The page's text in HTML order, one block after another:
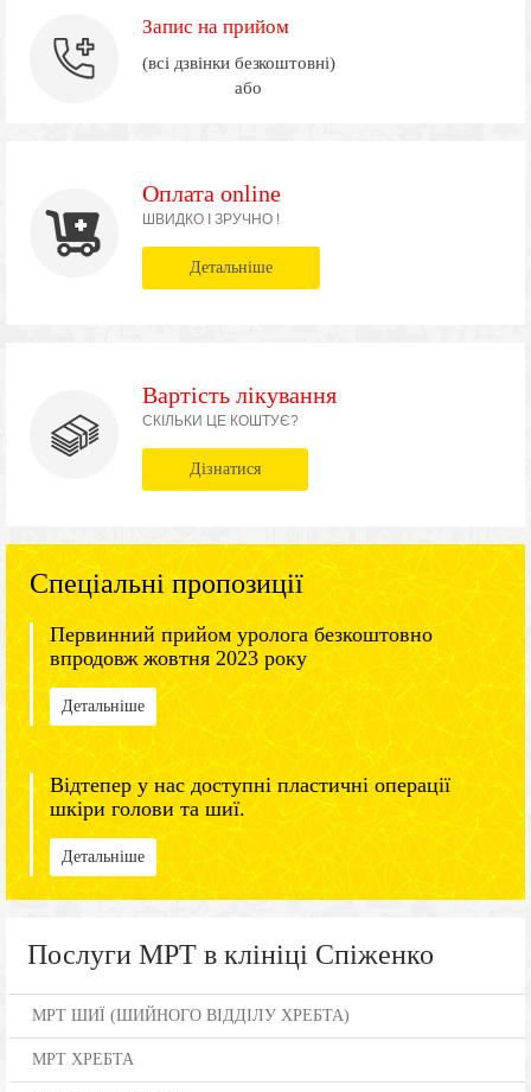
Запис на прийом
(всі дзвінки безкоштовні)
або
Оплата online
ШВИДКО І ЗРУЧНО !
Детальніше
Вартість лікування
СКІЛЬКИ ЦЕ КОШТУЄ?
Дізнатися
Спеціальні пропозиції
Первинний прийом уролога безкоштовно
впродовж жовтня 2023 року
Детальніше
Відтепер у нас доступні пластичні операції
шкіри голови та шиї.
Детальніше
Послуги МРТ в клініці Спіженко
МРТ ШИЇ (ШИЙНОГО ВІДДІЛУ ХРЕБТА)
МРТ ХРЕБТА